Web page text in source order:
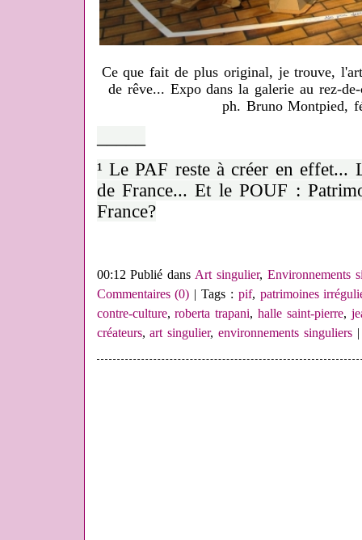
Ce que fait de plus original, je trouve,
de rêve... Expo dans la galerie au rez-
ph. Bruno Montpied,
¹ Le PAF reste à créer en effet...
de France... Et le POUF :
France?
00:12 Publié dansArt singulier, Environnements
Commentaires (0) | Tags : pif, patrimoines
contre-culture,roberta trapani,halle saint-pierre,
créateurs,art singulier,environnements singuliers